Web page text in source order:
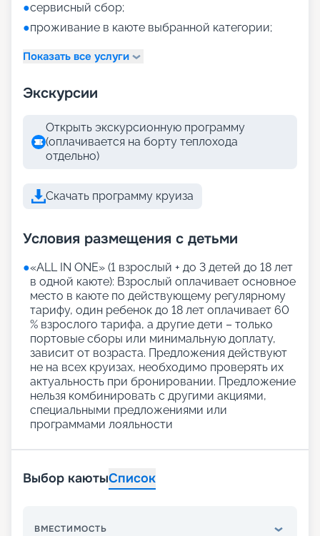
●сервисный сбор;
●проживание в каюте выбранной категории;
Показать все услуги
Экскурсии
Открыть экскурсионную программу
(оплачивается на борту теплохода
отдельно)
Скачать программу круиза
Условия размещения с детьми
●«АLL IN ONE» (1 взрослый + до 3 детей до 18 лет
в одной каюте): Взрослый оплачивает основное
место в каюте по действующему регулярному
тарифу, один ребенок до 18 лет оплачивает 60
% взрослого тарифа, а другие дети – только
портовые сборы или минимальную доплату,
зависит от возраста. Предложения действуют
не на всех круизах, необходимо проверять их
актуальность при бронировании. Предложение
нельзя комбинировать с другими акциями,
специальными предложениями или
программами лояльности
Выбор каютыСписок
ВМЕСТИМОСТЬ